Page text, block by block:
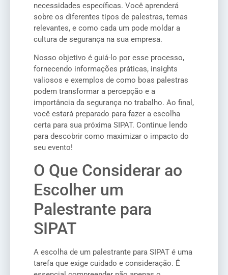
necessidades específicas. Você aprenderá
sobre os diferentes tipos de palestras, temas
relevantes, e como cada um pode moldar a
cultura de segurança na sua empresa.
Nosso objetivo é guiá-lo por esse processo,
fornecendo informações práticas, insights
valiosos e exemplos de como boas palestras
podem transformar a percepção e a
importância da segurança no trabalho. Ao final,
você estará preparado para fazer a escolha
certa para sua próxima SIPAT. Continue lendo
para descobrir como maximizar o impacto do
seu evento!
O Que Considerar ao
Escolher um
Palestrante para
SIPAT
A escolha de um palestrante para SIPAT é uma
tarefa que exige cuidado e consideração. É